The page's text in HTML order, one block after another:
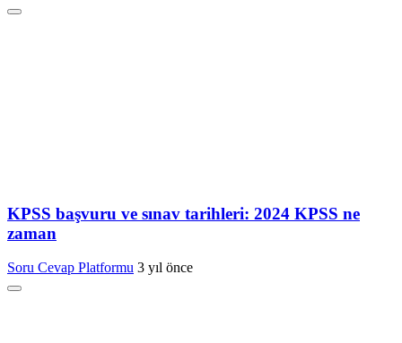
KPSS başvuru ve sınav tarihleri: 2024 KPSS ne
zaman
Soru Cevap Platformu 3 yıl önce